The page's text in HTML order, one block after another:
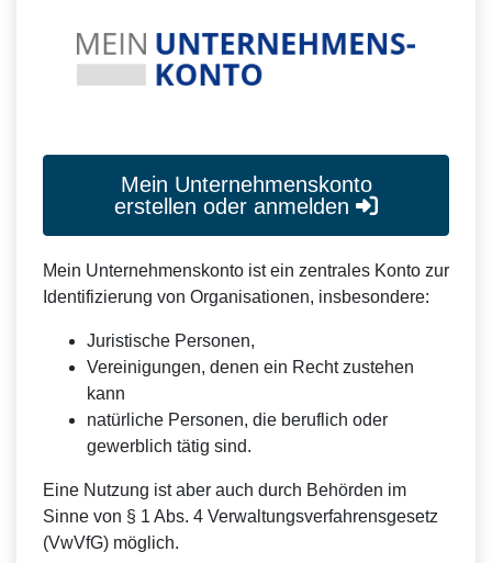
Mein Unternehmenskonto
erstellen oder anmelden
Mein Unternehmenskonto ist ein zentrales Konto zur
Identifizierung von Organisationen, insbesondere:
Juristische Personen,
Vereinigungen, denen ein Recht zustehen
kann
natürliche Personen, die beruflich oder
gewerblich tätig sind.
Eine Nutzung ist aber auch durch Behörden im
Sinne von § 1 Abs. 4 Verwaltungsverfahrensgesetz
(VwVfG) möglich.